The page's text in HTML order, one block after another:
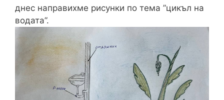
днес направихме рисунки по тема ”цикъл на
водата”.